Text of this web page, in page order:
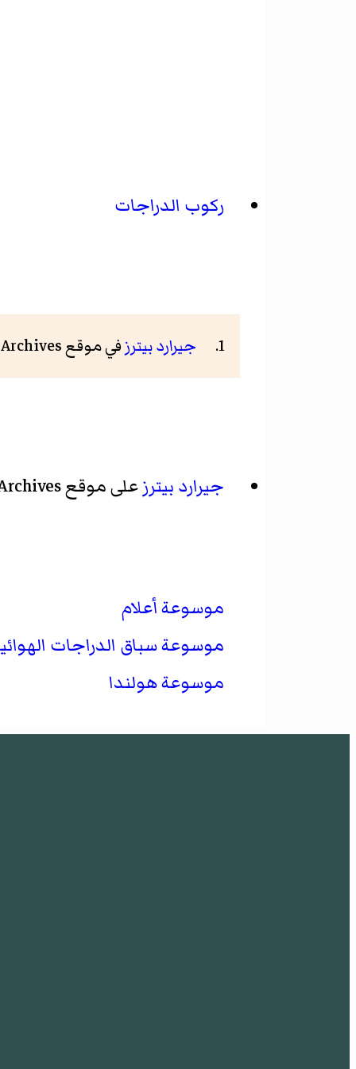
ركوب الدراجات
جيرارد بيترزفي موقع Cycling Archives
جيرارد بيترزعلى موقع Cycling Archives
موسوعة أعلام
موسوعة سباق الدراجات
موسوعة هولندا